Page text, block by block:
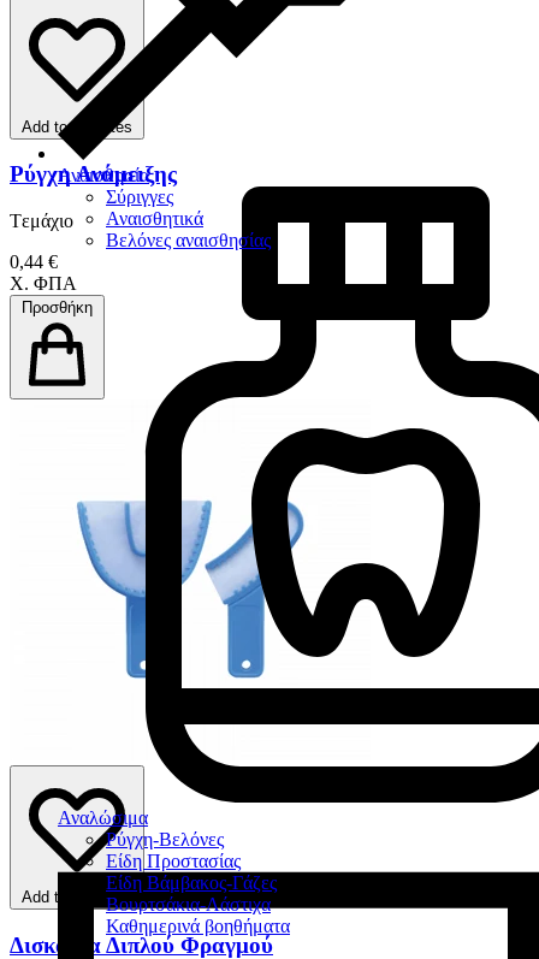
Αναισθησία
Σύριγγες
Αναισθητικά
Βελόνες αναισθησίας
Αναλώσιμα
Ρύγχη-Βελόνες
Είδη Προστασίας
Είδη Βάμβακος-Γάζες
Βουρτσάκια-Λάστιχα
Καθημερινά βοηθήματα
Add to favorites
Ρύγχη Ανάμειξης
Tεμάχιο
0,44 €
Χ. ΦΠΑ
Προσθήκη
Add to favorites
Δισκάρια Διπλού Φραγμού